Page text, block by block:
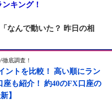
キング！
なんで動いた？ 昨日の相
底調査！
ントを比較！ 高い順にラン
も紹介！ 約40のFX口座の
】